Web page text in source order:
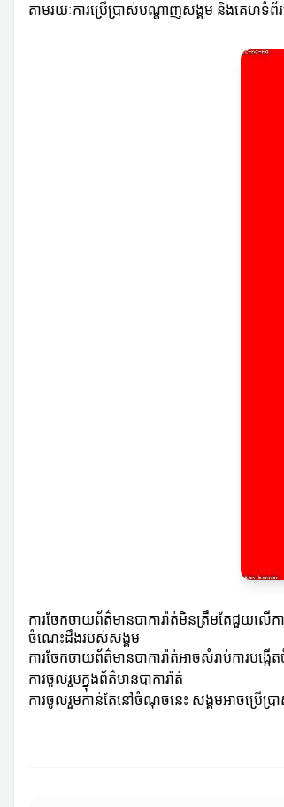
តាមរយៈការប្រើប្រាស់បណ្តាញសង្គម និងគេហទំ
ការចែកចាយព័ត៌មានបាការ៉ាត់មិនត្រឹមតែជួយលើក
ចំណេះដឹងរបស់សង្គម
ការចែកចាយព័ត៌មានបាការ៉ាត់អាចសំរាប់ការប
ការចូលរួមក្នុងព័ត៌មានបាការ៉ាត់
ការចូលរួមកាន់តែនៅចំណុចនេះ សង្គមអាចប្រើប្